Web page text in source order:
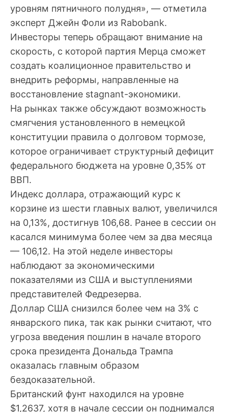
уровням пятничного полудня», — отметила
эксперт Джейн Фоли из Rabobank.
Инвесторы теперь обращают внимание на
скорость, с которой партия Мерца сможет
создать коалиционное правительство и
внедрить реформы, направленные на
восстановление stagnant-экономики.
На рынках также обсуждают возможность
смягчения установленного в немецкой
конституции правила о долговом тормозе,
которое ограничивает структурный дефицит
федерального бюджета на уровне 0,35% от
ВВП.
Индекс доллара, отражающий курс к
корзине из шести главных валют, увеличился
на 0,13%, достигнув 106,68. Ранее в сессии он
касался минимума более чем за два месяца
— 106,12. На этой неделе инвесторы
наблюдают за экономическими
показателями из США и выступлениями
представителей Федрезерва.
Доллар США снизился более чем на 3% с
январского пика, так как рынки считают, что
угроза введения пошлин в начале второго
срока президента Дональда Трампа
оказалась главным образом
бездоказательной.
Британский фунт находился на уровне
$1,2637, хотя в начале сессии он поднимался